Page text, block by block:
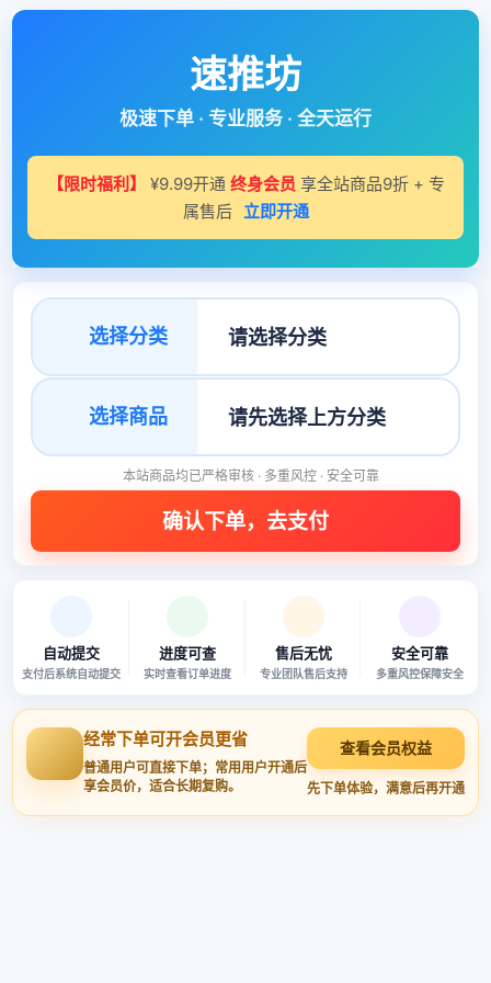
速推坊
极速下单 · 专业服务 · 全天运行
【限时福利】 ¥9.99开通 终身会员 享全站商品9折 + 专
属售后 立即开通
选择分类
选择商品
本站商品均已严格审核 · 多重风控 · 安全可靠
自动提交
支付后系统自动提交
进度可查
实时查看订单进度
售后无忧
专业团队售后支持
安全可靠
多重风控保障安全
经常下单可开会员更省
普通用户可直接下单；常用用户开通后
享会员价，适合长期复购。
查看会员权益
先下单体验，满意后再开通